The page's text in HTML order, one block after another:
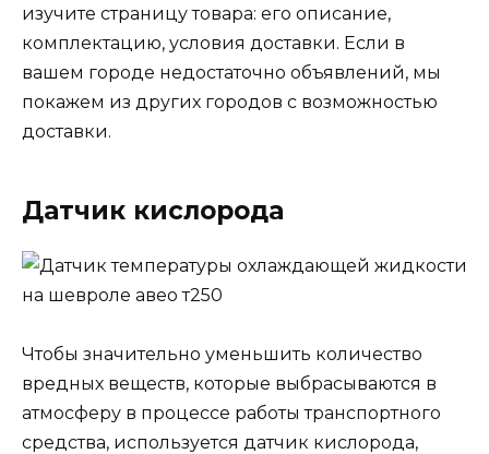
изучите страницу товара: его описание,
комплектацию, условия доставки. Если в
вашем городе недостаточно объявлений, мы
покажем из других городов с возможностью
доставки.
Датчик кислорода
Чтобы значительно уменьшить количество
вредных веществ, которые выбрасываются в
атмосферу в процессе работы транспортного
средства, используется датчик кислорода,